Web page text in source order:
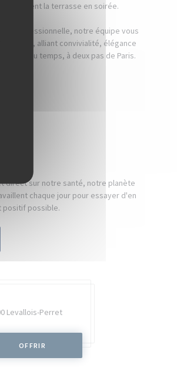
illuminent la terrasse en soirée.
professionnelle, notre équipe vous
alliant convivialité, élégance
hors du temps, à deux pas de Paris.
direct sur notre santé, notre planète
chaque jour pour essayer d'en
positif possible.
Levallois-Perret
OFFRIR